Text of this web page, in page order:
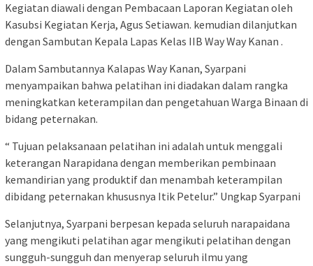
Kegiatan diawali dengan Pembacaan Laporan Kegiatan oleh
Kasubsi Kegiatan Kerja, Agus Setiawan. kemudian dilanjutkan
dengan Sambutan Kepala Lapas Kelas IIB Way Way Kanan .
Dalam Sambutannya Kalapas Way Kanan, Syarpani
menyampaikan bahwa pelatihan ini diadakan dalam rangka
meningkatkan keterampilan dan pengetahuan Warga Binaan di
bidang peternakan.
“ Tujuan pelaksanaan pelatihan ini adalah untuk menggali
keterangan Narapidana dengan memberikan pembinaan
kemandirian yang produktif dan menambah keterampilan
dibidang peternakan khususnya Itik Petelur.” Ungkap Syarpani
Selanjutnya, Syarpani berpesan kepada seluruh narapaidana
yang mengikuti pelatihan agar mengikuti pelatihan dengan
sungguh-sungguh dan menyerap seluruh ilmu yang